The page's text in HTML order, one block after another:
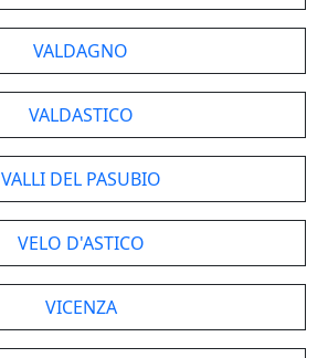
VALDAGNO
VALDASTICO
VALLI DEL PASUBIO
VELO D'ASTICO
VICENZA